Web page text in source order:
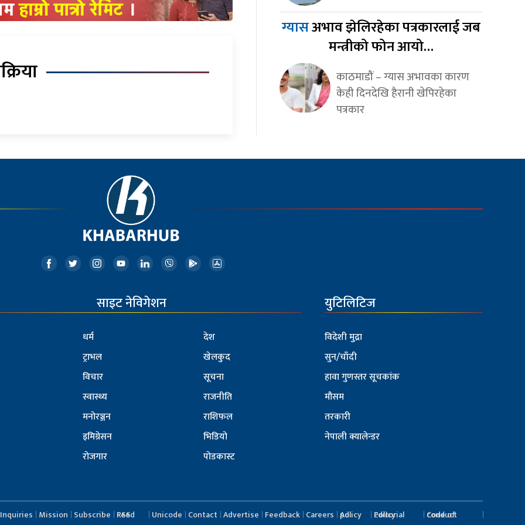
ग्यासअभाव झेलिरहेका पत्रकारलाई जब
मन्त्रीको फोन आयो…
काठमाडौं – ग्यास अभावका कारण
केही दिनदेखि हैरानी खेपिरहेका
पत्रकार
साइट नेविगेशन
धर्म
ट्राभल
विचार
स्वास्थ्य
मनोरञ्जन
इमिग्रेसन
रोजगार
देश
खेलकुद
सूचना
राजनीति
राशिफल
भिडियो
पोडकास्ट
युटिलिटिज
विदेशी मुद्रा
सुन/चाँदी
हावा गुणस्तर सूचकांक
मौसम
तरकारी
नेपाली क्यालेन्डर
Inquiries Mission Subscribe RSS Feed Unicode Contact Advertise Feedback Careers Ad policy Editorial Policy
Code of conduct